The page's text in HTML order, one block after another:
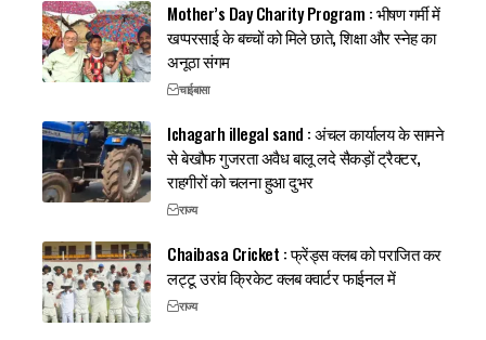
Mother’s Day Charity Program : भीषण गर्मी में
खप्परसाई के बच्चों को मिले छाते, शिक्षा और स्नेह का
अनूठा संगम
चाईबासा
Ichagarh illegal sand : अंचल कार्यालय के सामने
से बेखौफ गुजरता अवैध बालू लदे सैकड़ों ट्रैक्टर,
राहगीरों को चलना हुआ दुभर
राज्य
Chaibasa Cricket : फ्रेंड्स क्लब को पराजित कर
लट्टू उरांव क्रिकेट क्लब क्वार्टर फाईनल में
राज्य